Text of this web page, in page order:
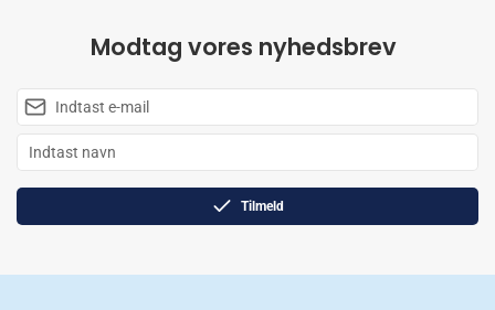
Modtag vores nyhedsbrev
Tilmeld